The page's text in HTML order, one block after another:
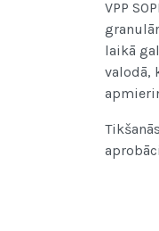
VPP
laikā
valodā,